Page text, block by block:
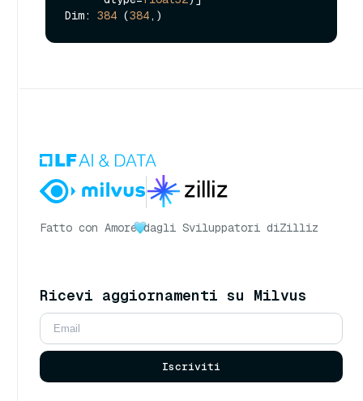
Dim: 384 (384
Fatto con Amore dagli Sviluppatori diZilliz
Ricevi aggiornamenti su Milvus
Iscriviti